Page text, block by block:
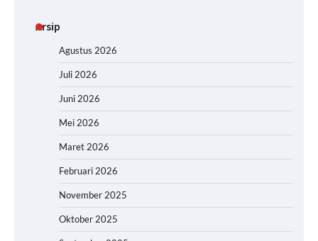
Arsip
Agustus 2026
Juli 2026
Juni 2026
Mei 2026
Maret 2026
Februari 2026
November 2025
Oktober 2025